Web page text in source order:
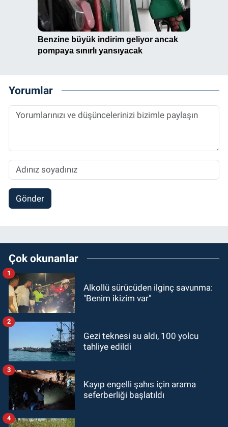
Yorumlar
Gönder
Çok okunanlar
Alkollü sürücüden ilginç savunma:
"Benim ikizim var"
1
Gezi teknesi su aldı, 100 yolcu
tahliye edildi
2
Kayıp engelli şahıs için arama
seferberliği başlatıldı
3
4